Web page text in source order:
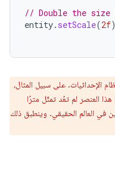
// Double the
entity. setScale(2f)
الإحداثيات. على سبيل المثال،
كل وحدة في هذا العنصر لم تعُد تمثّل مترًا
في العالم الحقيقي. وينطبق ذلك